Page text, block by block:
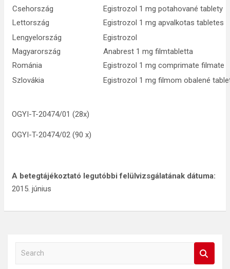
Csehország
Egistrozol 1 mg potahované tablety
Lettország
Egistrozol 1 mg apvalkotas tabletes
Lengyelország
Egistrozol
Magyarország
Anabrest 1 mg filmtabletta
Románia
Egistrozol 1 mg comprimate filmate
Szlovákia
Egistrozol 1 mg filmom obalené
OGYI-T-20474/01 (28x)
OGYI-T-20474/02 (90 x)
A betegtájékoztató legutóbbi felülvizsgálatának dátuma:
2015. június